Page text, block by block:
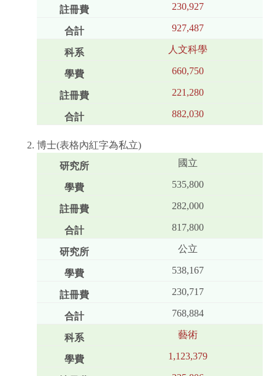
230,927
927,487
人文科學
660,750
221,280
882,030
博士(表格內紅字為私立)
國立
535,800
282,000
817,800
公立
538,167
230,717
768,884
藝術
1,123,379